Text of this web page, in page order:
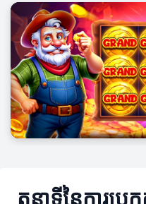
តួនាទីនៃការប្រកួ